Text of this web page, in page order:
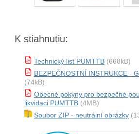
K stiahnutiu:
Technický list PUMTTB (668kB)
BEZPEČNOSTNÍ INSTRUKCE -
(74kB)
Obecné pokyny pro bezpečné
likvidaci PUMTTB (4MB)
Soubor ZIP - neutrální obrázky